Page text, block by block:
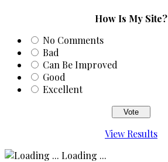
How Is My Site?
No Comments
Bad
Can Be Improved
Good
Excellent
View Results
Loading ...